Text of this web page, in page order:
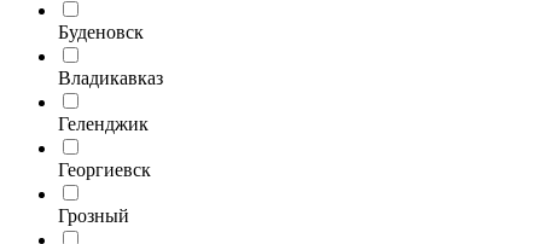
Буденовск
Владикавказ
Геленджик
Георгиевск
Грозный